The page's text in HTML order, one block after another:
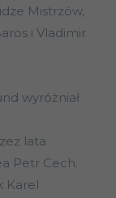
Mistrzów,
i Vladimir
wyróżniał
lata
Petr Cech.
Karel